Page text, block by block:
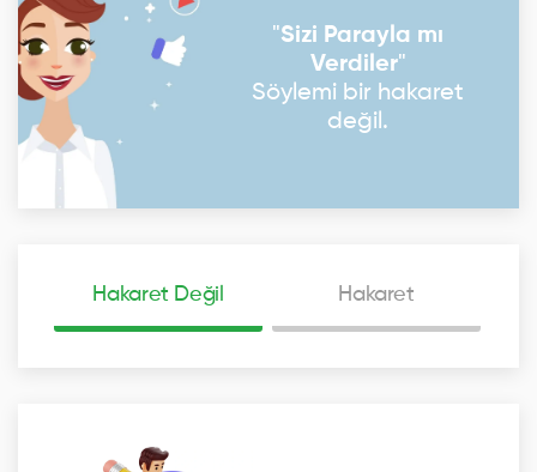
"Sizi Parayla mı
Verdiler"
Söylemi bir hakaret
değil.
Hakaret Değil Hakaret